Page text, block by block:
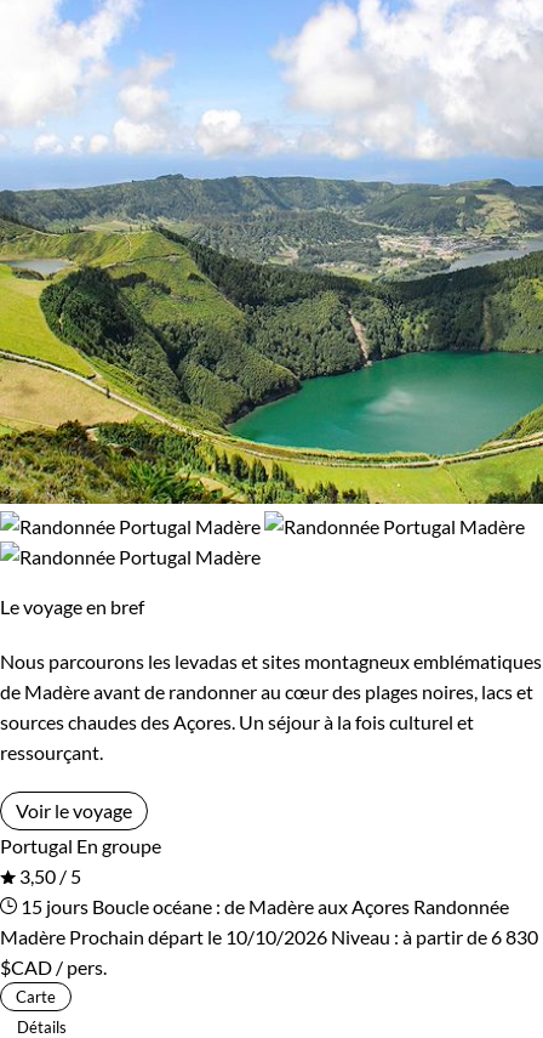
Le voyage en bref
Nous parcourons les levadas et sites montagneux emblématiques
de Madère avant de randonner au cœur des plages noires, lacs et
sources chaudes des Açores. Un séjour à la fois culturel et
ressourçant.
Voir le voyage
Portugal En groupe
3,50 / 5
15 jours Boucle océane : de Madère aux Açores Randonnée
Madère Prochain départ le 10/10/2026 Niveau : à partir de6 830
$CAD / pers.
Carte
Détails